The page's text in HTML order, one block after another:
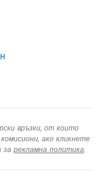
връзки, от които
ако кликнете
за рекламна политика.